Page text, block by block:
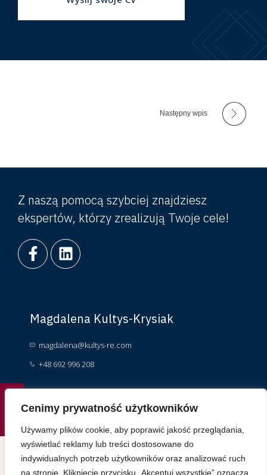
Cenimy prywatność użytkowników
Używamy plików cookie, aby poprawić jakość przeglądania,
wyświetlać reklamy lub treści dostosowane do
indywidualnych potrzeb użytkowników oraz analizować ruch
na stronie. Kliknięcie przycisku „Akceptuj wszystkie” oznacza
Następny wpis
Z naszą pomocą szybciej znajdziesz
ekspertów, którzy zrealizują Twoje cele!
Magdalena Kultys-Krysiak
magdalena@kultys-re.com
+48 692 996 208
Kacper Krysiak
kacper.krysiak@kultys-re.com
+ 48 697 055 360